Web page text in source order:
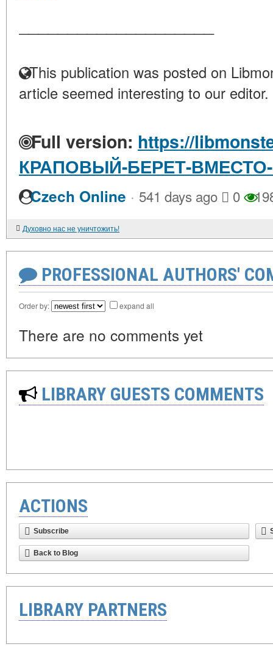
This publication was posted on
article seemed interesting to our editor.
Full version: https://
КРАПОВЫЙ-БЕРЕТ-
Czech Online · 541 days ago 0
Духовно нас не уничтожить!
PROFESSIONAL AUTHORS'
Order by: expand all
There are no comments yet
LIBRARY GUESTS COMMENTS
ACTIONS
Subscribe
Back to Blog
LIBRARY PARTNERS